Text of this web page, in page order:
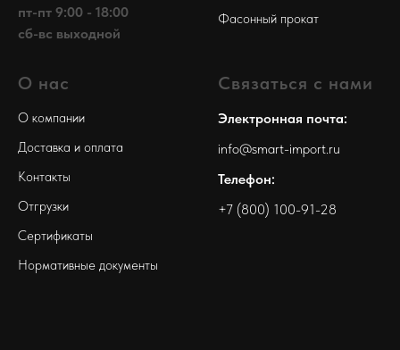
пт-пт 9:00 - 18:00
сб-вс выходной
Фасонный прокат
О нас
О компании
Доставка и оплата
Контакты
Отгрузки
Сертификаты
Нормативные документы
Связаться с нами
Электронная почта:
info@smart-import.ru
Телефон:
+7 (800) 100-91-28